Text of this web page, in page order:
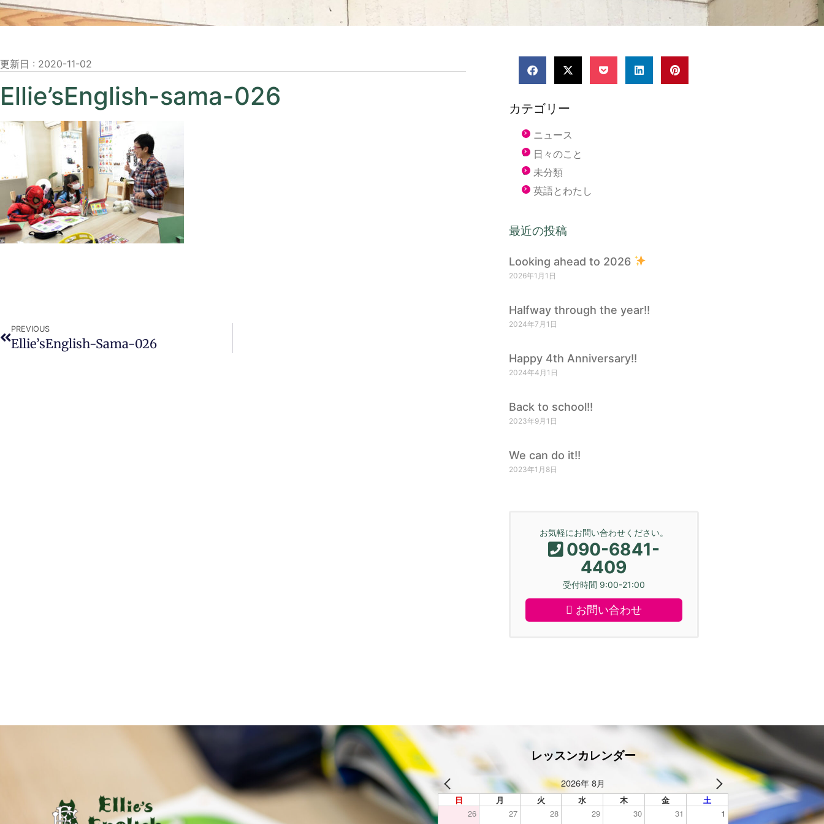
更新日 : 2020-11-02
Ellie’sEnglish-sama-026
PREVIOUS
Ellie’sEnglish-Sama-026
カテゴリー
ニュース
日々のこと
未分類
英語とわたし
最近の投稿
Looking ahead to 2026
2026年1月1日
Halfway through the year!!
2024年7月1日
Happy 4th Anniversary!!
2024年4月1日
Back to school!!
2023年9月1日
We can do it!!
2023年1月8日
お気軽にお問い合わせください。
090-6841-
4409
受付時間 9:00-21:00
お問い合わせ
レッスンカレンダー
2026年 8月
日 月 火 水 木 金
土
26
27 28 29 30 31 1